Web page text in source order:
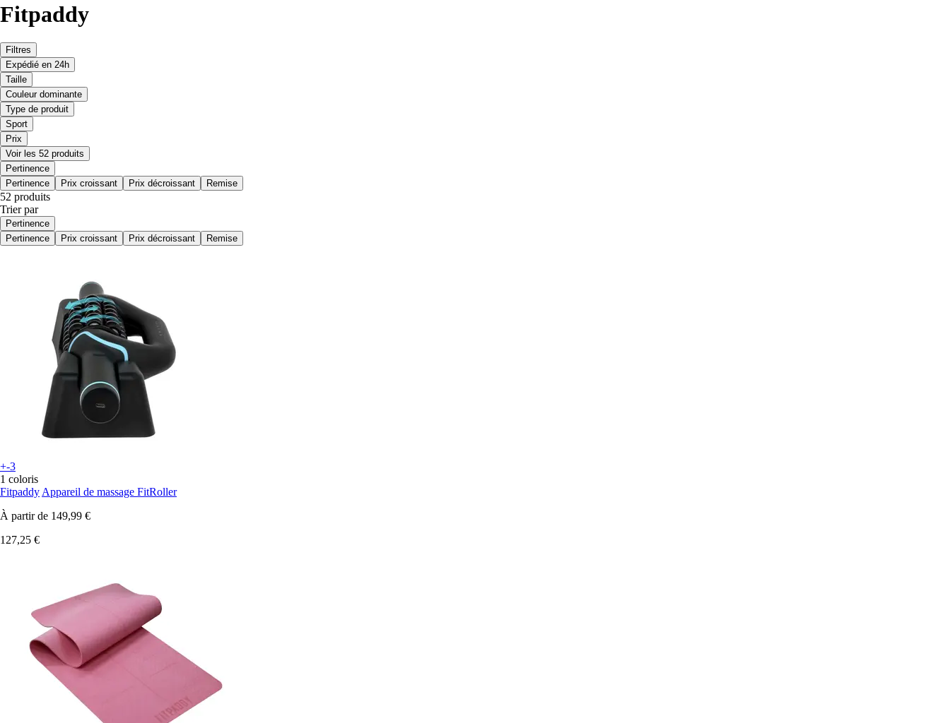
Fitpaddy
Filtres
Expédié en 24h
Taille
Couleur dominante
Type de produit
Sport
Prix
Voir les 52 produits
Pertinence
Pertinence
Prix croissant Prix décroissant Remise
52 produits
Trier par
Pertinence
Pertinence
Prix croissant Prix décroissant Remise
+-3
1 coloris
Fitpaddy Appareil de massage FitRoller
À partir de 149,99 €
127,25 €